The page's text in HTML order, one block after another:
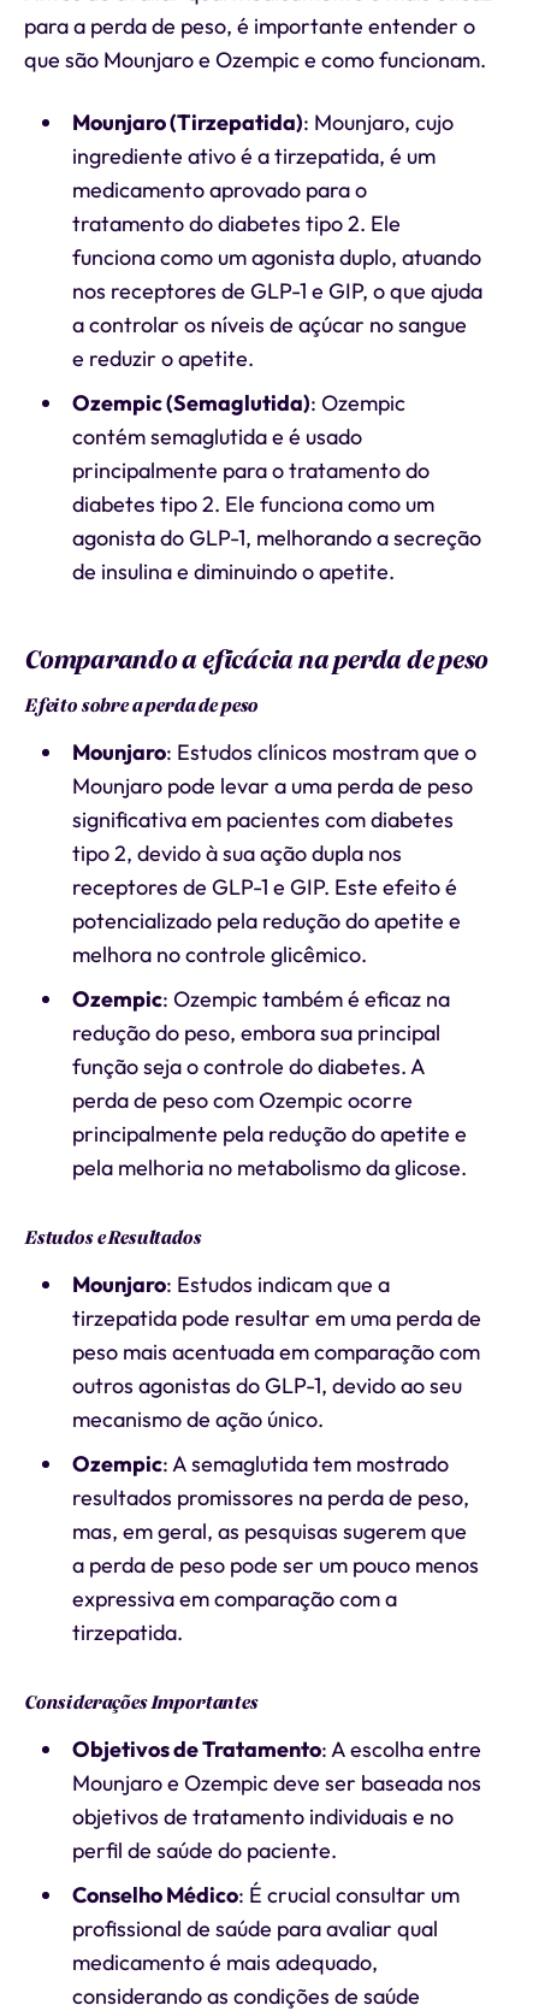
para a perda de peso, é importante entender o
que são Mounjaro e Ozempic e como funcionam.
Mounjaro (Tirzepatida): Mounjaro, cujo
ingrediente ativo é a tirzepatida, é um
medicamento aprovado para o
tratamento do diabetes tipo 2. Ele
funciona como um agonista duplo, atuando
nos receptores de GLP-1 e GIP, o que ajuda
a controlar os níveis de açúcar no sangue
e reduzir o apetite.
Ozempic (Semaglutida): Ozempic
contém semaglutida e é usado
principalmente para o tratamento do
diabetes tipo 2. Ele funciona como um
agonista do GLP-1, melhorando a secreção
de insulina e diminuindo o apetite.
Comparando a eficácia na perda de peso
Efeito sobre a perda de peso
Mounjaro: Estudos clínicos mostram que o
Mounjaro pode levar a uma perda de peso
significativa em pacientes com diabetes
tipo 2, devido à sua ação dupla nos
receptores de GLP-1 e GIP. Este efeito é
potencializado pela redução do apetite e
melhora no controle glicêmico.
Ozempic: Ozempic também é eficaz na
redução do peso, embora sua principal
função seja o controle do diabetes. A
perda de peso com Ozempic ocorre
principalmente pela redução do apetite e
pela melhoria no metabolismo da glicose.
Estudos e Resultados
Mounjaro: Estudos indicam que a
tirzepatida pode resultar em uma perda de
peso mais acentuada em comparação com
outros agonistas do GLP-1, devido ao seu
mecanismo de ação único.
Ozempic: A semaglutida tem mostrado
resultados promissores na perda de peso,
mas, em geral, as pesquisas sugerem que
a perda de peso pode ser um pouco menos
expressiva em comparação com a
tirzepatida.
Considerações Importantes
Objetivos de Tratamento: A escolha entre
Mounjaro e Ozempic deve ser baseada nos
objetivos de tratamento individuais e no
perfil de saúde do paciente.
Conselho Médico: É crucial consultar um
profissional de saúde para avaliar qual
medicamento é mais adequado,
considerando as condições de saúde